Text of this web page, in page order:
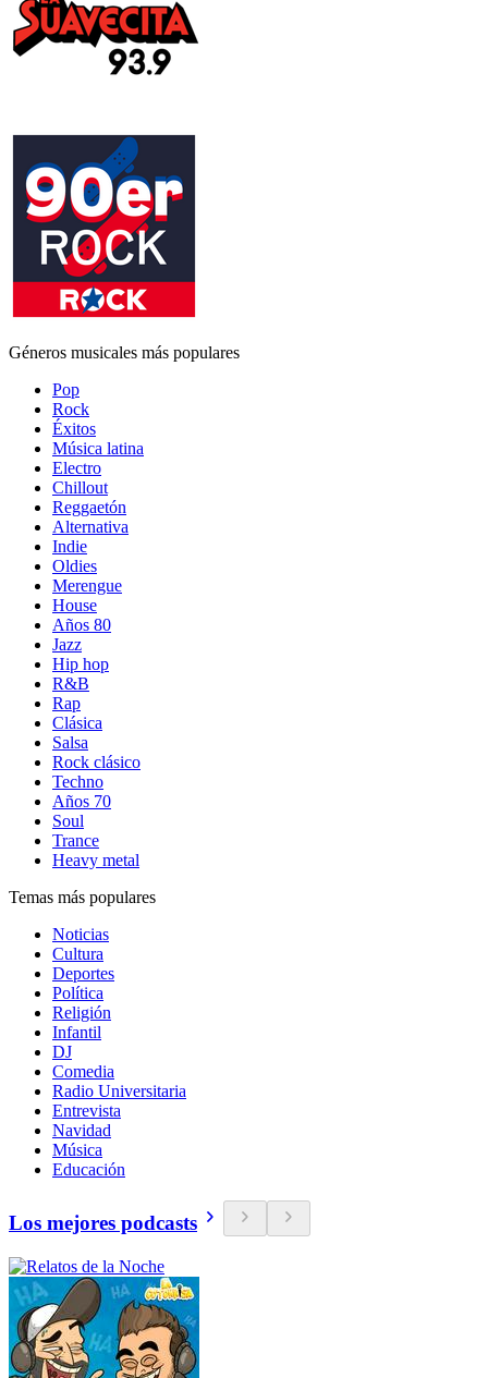
Géneros musicales más populares
Pop
Rock
Éxitos
Música latina
Electro
Chillout
Reggaetón
Alternativa
Indie
Oldies
Merengue
House
Años 80
Jazz
Hip hop
R&B
Rap
Clásica
Salsa
Rock clásico
Techno
Años 70
Soul
Trance
Heavy metal
Temas más populares
Noticias
Cultura
Deportes
Política
Religión
Infantil
DJ
Comedia
Radio Universitaria
Entrevista
Navidad
Música
Educación
Los mejores podcasts